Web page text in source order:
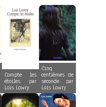
Compte les
étoiles par
Lois Lowry
Cinq
centièmes de
seconde par
Lois Lowry